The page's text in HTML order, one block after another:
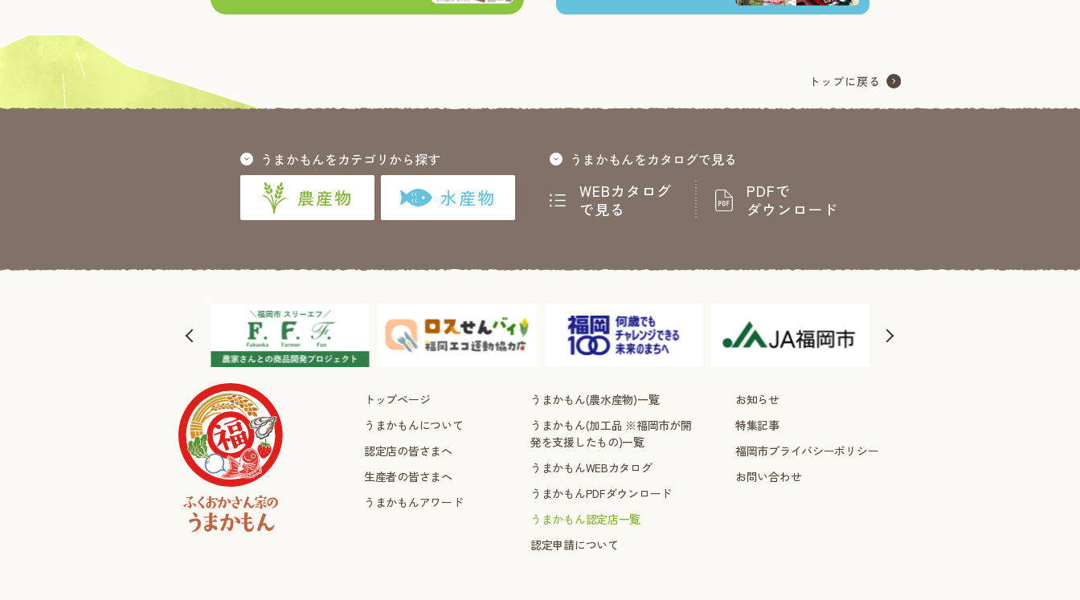
うまかもんをカテゴリから探す
農産物 水産物
うまかもんをカタログで見る
WEBカタログ
で見る
PDFで
ダウンロード
トップページ
うまかもんについて
認定店の皆さまへ
生産者の皆さまへ
うまかもんアワード
うまかもん(農水産物)一覧
うまかもん(加工品 ※福岡市が開
発を支援したもの)一覧
うまかもんWEBカタログ
うまかもんPDFダウンロード
うまかもん認定店一覧
認定申請について
お知らせ
特集記事
福岡市プライバシーポリシー
お問い合わせ